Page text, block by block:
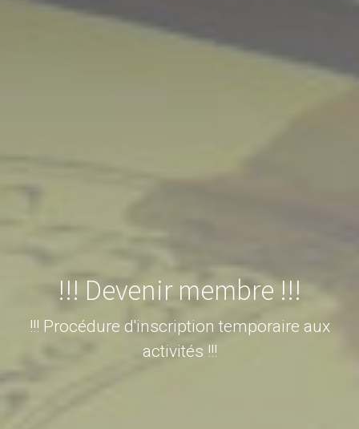
!!! Devenir membre !!!
!!! Procédure d'inscription temporaire aux
activités !!!